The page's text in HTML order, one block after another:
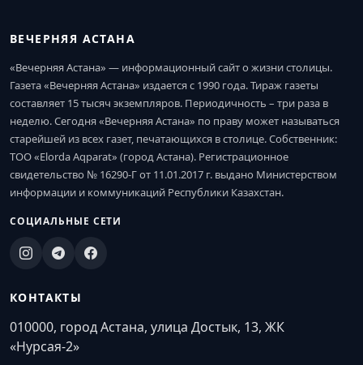
ВЕЧЕРНЯЯ АСТАНА
«Вечерняя Астана» — информационный сайт о жизни столицы.
Газета «Вечерняя Астана» издается с 1990 года. Тираж газеты
составляет 15 тысяч экземпляров. Периодичность – три раза в
неделю. Сегодня «Вечерняя Астана» по праву может называться
старейшей из всех газет, печатающихся в столице. Собственник:
ТОО «Elorda Aqparat» (город Астана). Регистрационное
свидетельство № 16290-Г от 11.01.2017 г. выдано Министерством
информации и коммуникаций Республики Казахстан.
СОЦИАЛЬНЫЕ СЕТИ
КОНТАКТЫ
010000, город Астана, улица Достык, 13, ЖК
«Нурсая-2»